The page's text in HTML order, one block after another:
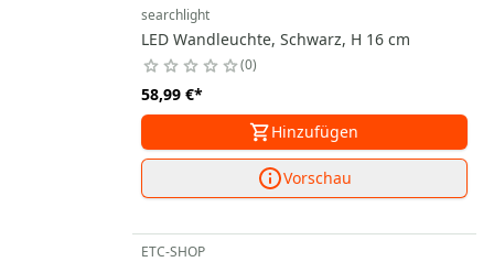
searchlight
LED Wandleuchte, Schwarz, H 16 cm
0
58,99 €*
Hinzufügen
Vorschau
ETC-SHOP